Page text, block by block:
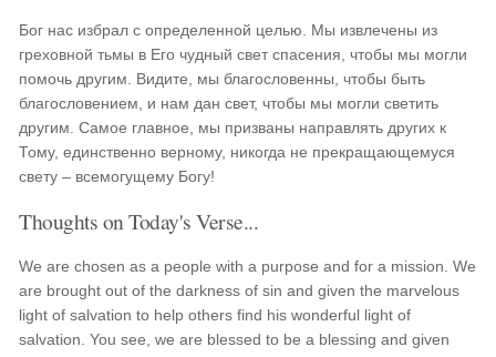
Бог нас избрал с определенной целью. Мы извлечены из
греховной тьмы в Его чудный свет спасения, чтобы мы могли
помочь другим. Видите, мы благословенны, чтобы быть
благословением, и нам дан свет, чтобы мы могли светить
другим. Самое главное, мы призваны направлять других к
Тому, единственно верному, никогда не прекращающемуся
свету – всемогущему Богу!
Thoughts on Today's Verse...
We are chosen as a people with a purpose and for a mission. We
are brought out of the darkness of sin and given the marvelous
light of salvation to help others find his wonderful light of
salvation. You see, we are blessed to be a blessing and given